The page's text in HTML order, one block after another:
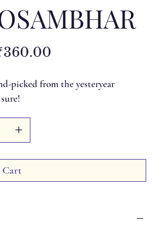
picked from the yesteryear
Cart